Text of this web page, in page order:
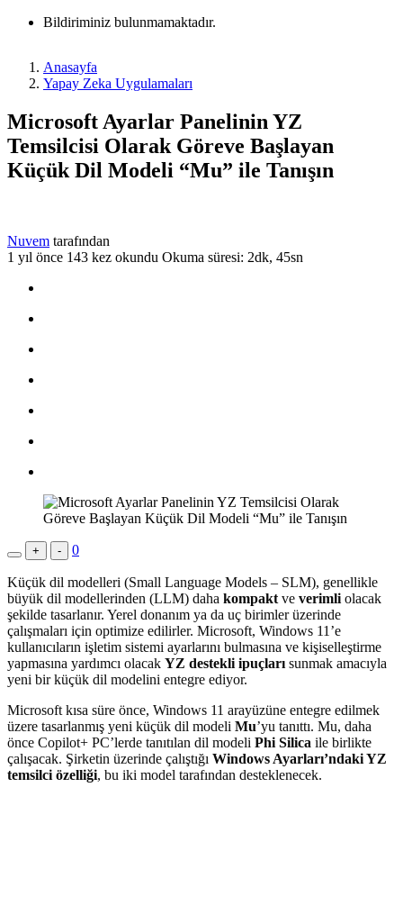
Bildiriminiz bulunmamaktadır.
Anasayfa
Yapay Zeka Uygulamaları
Microsoft Ayarlar Panelinin YZ
Temsilcisi Olarak Göreve Başlayan
Küçük Dil Modeli “Mu” ile Tanışın
Nuvem tarafından
1 yıl önce 143 kez okundu Okuma süresi: 2dk, 45sn
+ - 0
Küçük dil modelleri (Small Language Models – SLM), genellikle
büyük dil modellerinden (LLM) daha kompakt ve verimli olacak
şekilde tasarlanır. Yerel donanım ya da uç birimler üzerinde
çalışmaları için optimize edilirler. Microsoft, Windows 11’e
kullanıcıların işletim sistemi ayarlarını bulmasına ve kişiselleştirme
yapmasına yardımcı olacak YZ destekli ipuçları sunmak amacıyla
yeni bir küçük dil modelini entegre ediyor.
Microsoft kısa süre önce, Windows 11 arayüzüne entegre edilmek
üzere tasarlanmış yeni küçük dil modeli Mu’yu tanıttı. Mu, daha
önce Copilot+ PC’lerde tanıtılan dil modeli Phi Silica ile birlikte
çalışacak. Şirketin üzerinde çalıştığı Windows Ayarları’ndaki YZ
temsilci özelliği, bu iki model tarafından desteklenecek.